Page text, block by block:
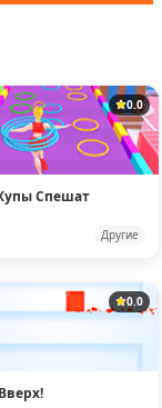
0.0
Спешат
Другие
0.0